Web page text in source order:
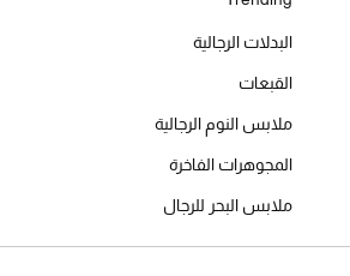
البدلات الرجالية
القبعات
ملابس النوم الرجالية
المجوهرات الفاخرة
ملابس البحر للرجال